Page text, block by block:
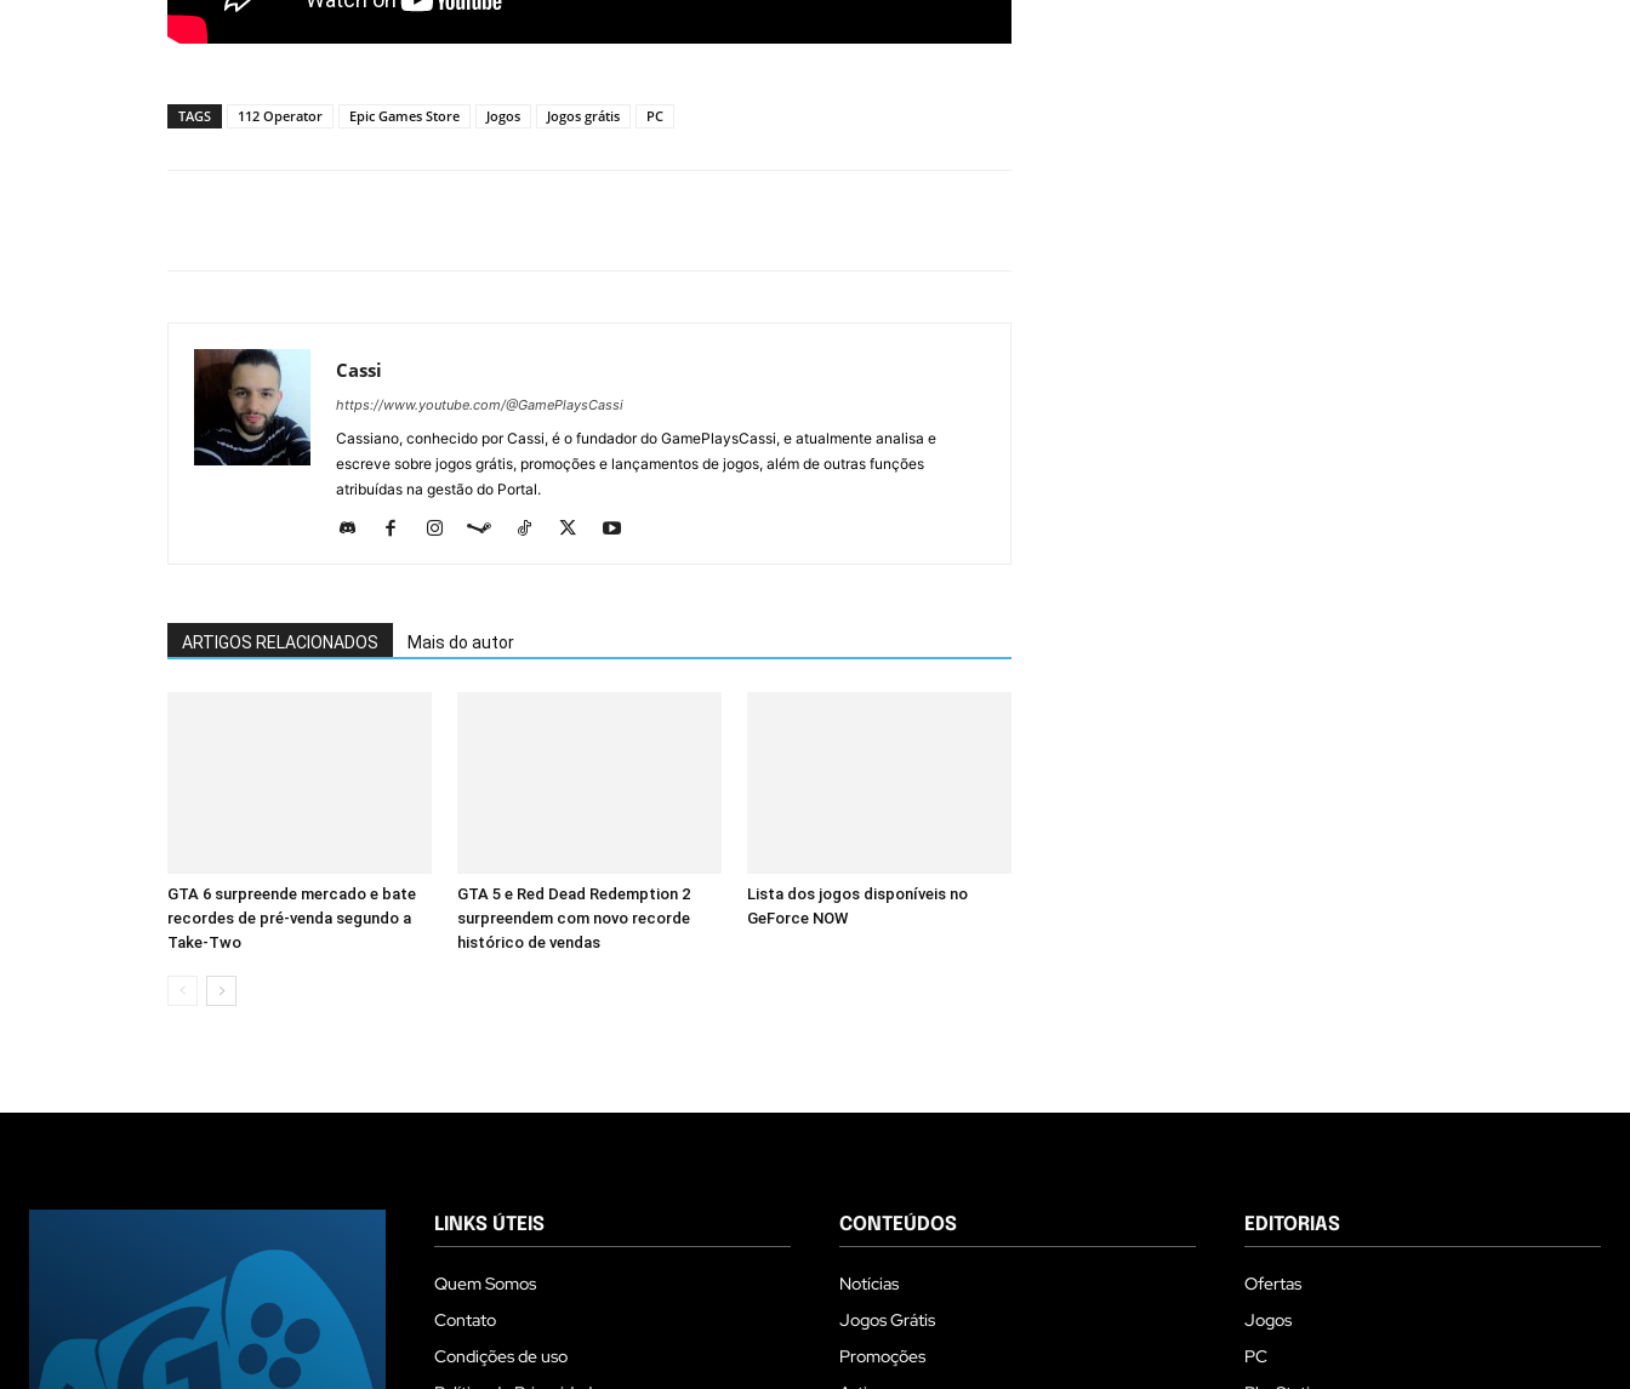
TAGS 112 Operator Epic Games Store Jogos Jogos grátis PC
Cassi
https://www.youtube.com/@GamePlaysCassi
Cassiano, conhecido por Cassi, é o fundador do GamePlaysCassi, e atualmente analisa e
escreve sobre jogos grátis, promoções e lançamentos de jogos, além de outras funções
atribuídas na gestão do Portal.
ARTIGOS RELACIONADOS Mais do autor
GTA 6 surpreende mercado e bate
recordes de pré-venda segundo a
Take-Two
GTA 5 e Red Dead Redemption 2
surpreendem com novo recorde
histórico de vendas
Lista dos jogos disponíveis no
GeForce NOW
LINKS ÚTEIS
Quem Somos
Contato
Condições de uso
CONTEÚDOS
Notícias
Jogos Grátis
Promoções
EDITORIAS
Ofertas
Jogos
PC